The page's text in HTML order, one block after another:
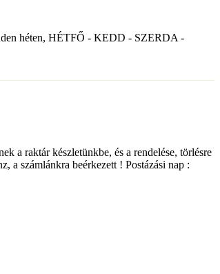
héten, HÉTFŐ - KEDD - SZERDA -
a raktár készletünkbe, és a rendelése, törlésre
a számlánkra beérkezett ! Postázási nap :